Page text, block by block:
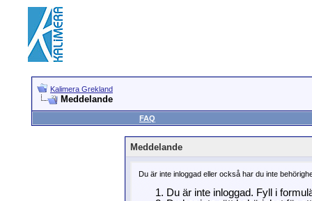
Kalimera Grekland
Meddelande
FAQ
Meddelande
Du är inte inloggad eller också har du inte
Du är inte inloggad. Fyll i